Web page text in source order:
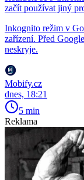
začít používat jiný
Inkognito režim v
zařízení. Před
neskryje.
Mobify.cz
dnes, 18:21
5 min
Reklama